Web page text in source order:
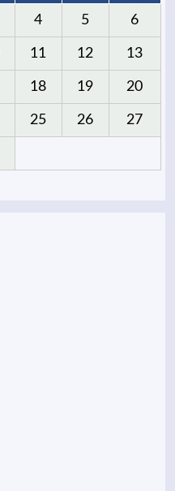
4 5 6
11 12 13
18 19 20
25 26 27